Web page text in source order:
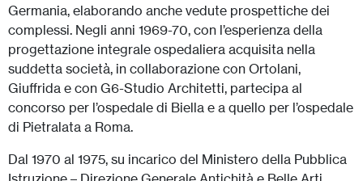
Germania, elaborando anche vedute prospettiche dei
complessi. Negli anni 1969-70, con l’esperienza della
progettazione integrale ospedaliera acquisita nella
suddetta società, in collaborazione con Ortolani,
Giuffrida e con G6-Studio Architetti, partecipa al
concorso per l’ospedale di Biella e a quello per l’ospedale
di Pietralata a Roma.
Dal 1970 al 1975, su incarico del Ministero della Pubblica